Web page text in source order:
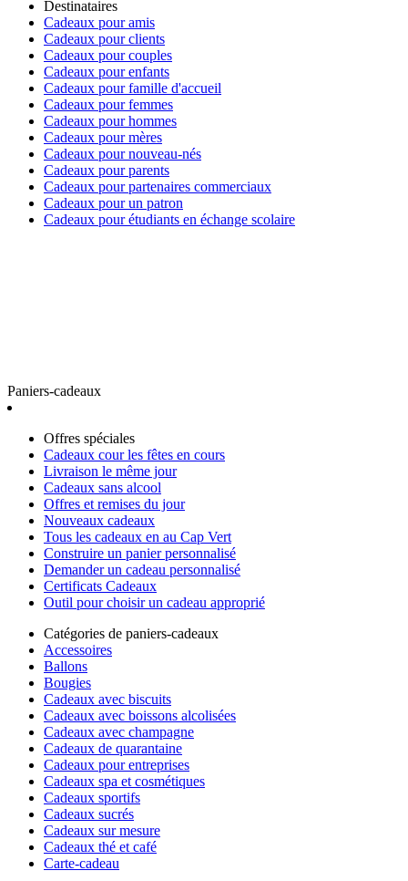
Destinataires
Cadeaux pour amis
Cadeaux pour clients
Cadeaux pour couples
Cadeaux pour enfants
Cadeaux pour famille d'accueil
Cadeaux pour femmes
Cadeaux pour hommes
Cadeaux pour mères
Cadeaux pour nouveau-nés
Cadeaux pour parents
Cadeaux pour partenaires commerciaux
Cadeaux pour un patron
Cadeaux pour étudiants en échange scolaire
Paniers-cadeaux
Offres spéciales
Cadeaux cour les fêtes en cours
Livraison le même jour
Cadeaux sans alcool
Offres et remises du jour
Nouveaux cadeaux
Tous les cadeaux en au Cap Vert
Construire un panier personnalisé
Demander un cadeau personnalisé
Certificats Cadeaux
Outil pour choisir un cadeau approprié
Catégories de paniers-cadeaux
Accessoires
Ballons
Bougies
Cadeaux avec biscuits
Cadeaux avec boissons alcolisées
Cadeaux avec champagne
Cadeaux de quarantaine
Cadeaux pour entreprises
Cadeaux spa et cosmétiques
Cadeaux sportifs
Cadeaux sucrés
Cadeaux sur mesure
Cadeaux thé et café
Carte-cadeau